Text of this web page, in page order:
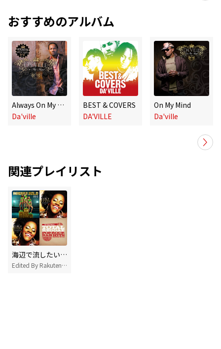
おすすめのアルバム
Always On My Mind - Single
Da'ville
BEST & COVERS
DA'VILLE
On My Mind
Da'ville
関連プレイリスト
海辺で流したいジャマイカンレゲエ
Edited By Rakuten Music